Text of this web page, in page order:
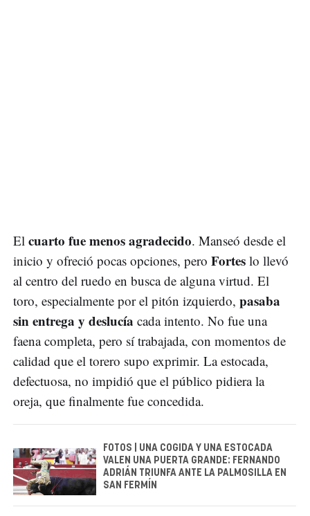
El cuarto fue menos agradecido. Manseó desde el
inicio y ofreció pocas opciones, pero Fortes lo llevó
al centro del ruedo en busca de alguna virtud. El
toro, especialmente por el pitón izquierdo, pasaba
sin entrega y deslucía cada intento. No fue una
faena completa, pero sí trabajada, con momentos de
calidad que el torero supo exprimir. La estocada,
defectuosa, no impidió que el público pidiera la
oreja, que finalmente fue concedida.
FOTOS | UNA COGIDA Y UNA ESTOCADA
VALEN UNA PUERTA GRANDE: FERNANDO
ADRIÁN TRIUNFA ANTE LA PALMOSILLA EN
SAN FERMÍN